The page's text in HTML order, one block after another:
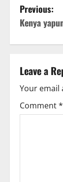
P
o
t
n
a
Previous:
Kenya
Leave a
Your email
Comment*